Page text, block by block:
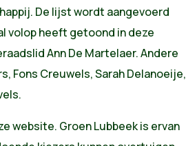
De lijst wordt aangevoerd
volop heeft getoond in deze
Ann De Martelaer. Andere
Fons Creuwels, Sarah Delanoeije,
website. Groen Lubbeek is ervan